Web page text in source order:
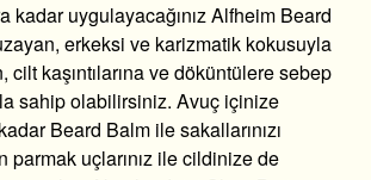
kadar uygulayacağınız Alfheim Beard
erkeksi ve karizmatik kokusuyla
kaşıntılarına ve döküntülere sebep
sahip olabilirsiniz. Avuç içinize
Beard Balm ile sakallarınızı
parmak uçlarınız ile cildinize de